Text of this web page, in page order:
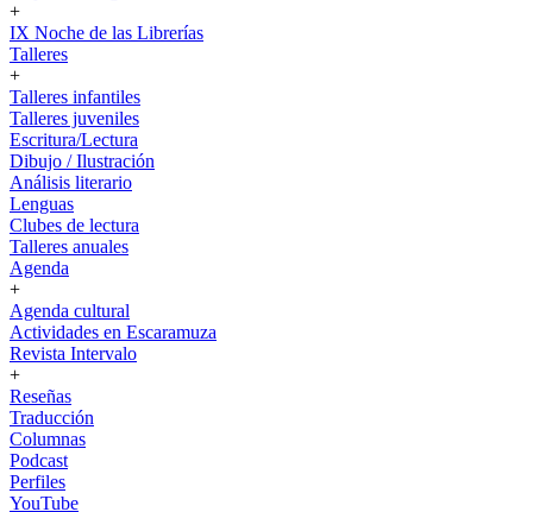
+
IX Noche de las Librerías
Talleres
+
Talleres infantiles
Talleres juveniles
Escritura/Lectura
Dibujo / Ilustración
Análisis literario
Lenguas
Clubes de lectura
Talleres anuales
Agenda
+
Agenda cultural
Actividades en Escaramuza
Revista Intervalo
+
Reseñas
Traducción
Columnas
Podcast
Perfiles
YouTube